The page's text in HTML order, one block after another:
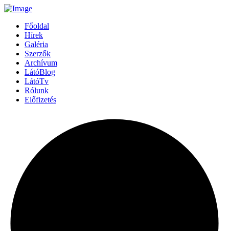
Főoldal
Hírek
Galéria
Szerzők
Archívum
LátóBlog
LátóTv
Rólunk
Előfizetés